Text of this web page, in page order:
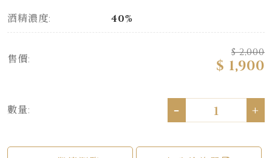
酒精濃度: 40%
售價:
$ 2,000
$ 1,900
數量: - +